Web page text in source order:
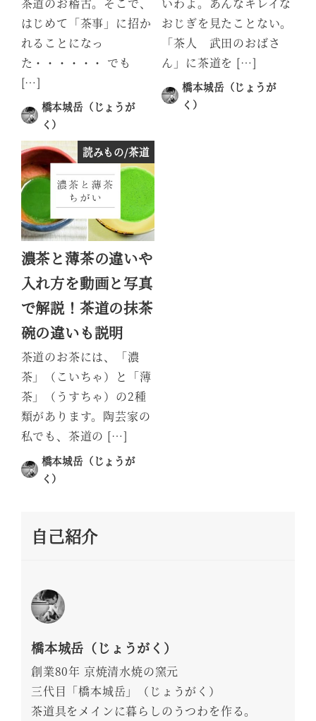
はじめて「茶事」に招か
れることになっ
た・・・・・・ でも
[…]
橋本城岳（じょうが
く）
投稿日
おじぎを見たことない。
「茶人 武田のおばさ
ん」に茶道を […]
橋本城岳（じょうが
く）
読みもの/茶道
濃茶と薄茶の違いや
入れ方を動画と写真
で解説！茶道の抹茶
碗の違いも説明
茶道のお茶には、「濃
茶」（こいちゃ）と「薄
茶」（うすちゃ）の2種
類があります。陶芸家の
私でも、茶道の […]
橋本城岳（じょうが
く）
自己紹介
橋本城岳（じょうがく）
創業80年 京焼清水焼の窯元
三代目「橋本城岳」（じょうがく）
茶道具をメインに暮らしのうつわを作る。